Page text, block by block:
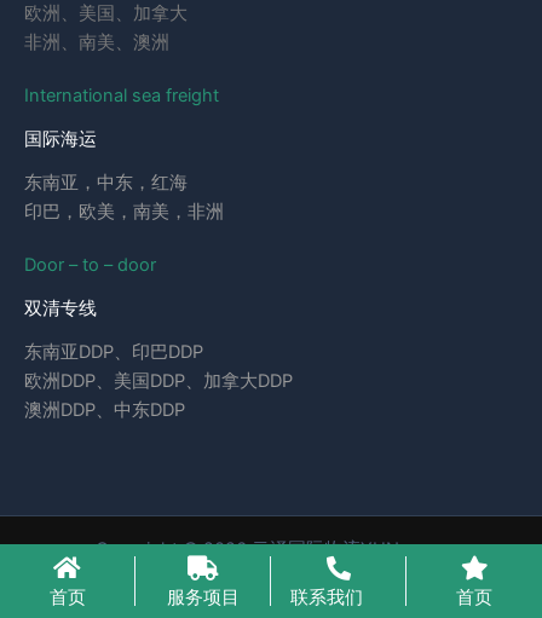
欧洲、美国、加拿大
非洲、南美、澳洲
International sea freight
国际海运
东南亚，中东，红海
印巴，欧美，南美，非洲
Door – to – door
双清专线
东南亚DDP、印巴DDP
欧洲DDP、美国DDP、加拿大DDP
澳洲DDP、中东DDP
Copyright © 2026 云泽国际物流YUNcargo
粤ICP备2023046221号-1
首页 服务项目 联系我们 首页